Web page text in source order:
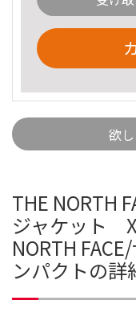
欲
THE NORTH
ジャケット
NORTH
ンパクトの詳